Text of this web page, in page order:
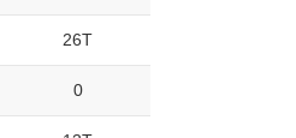
26T
0